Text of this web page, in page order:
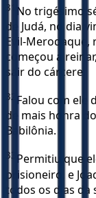
31
No trigésimo
de Judá, no dia
Evil-
começou a
sair do cárcere.
32 Falou com ele
de mais honra
Babilônia.
33 Permitiu que
prisioneiro, e
todos os dias da